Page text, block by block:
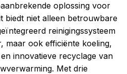
oplossing voor
biedt niet alleen betrouwbare
reinigingssysteem
maar ook efficiënte koeling,
innovatieve recyclage van
Met drie